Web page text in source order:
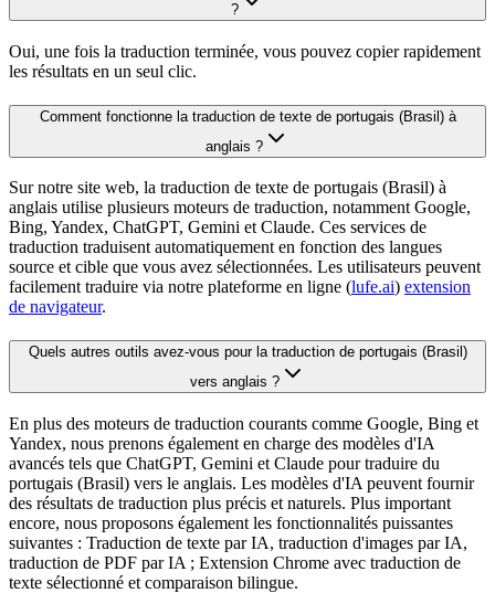
?
Oui, une fois la traduction terminée, vous pouvez copier rapidement
les résultats en un seul clic.
Comment fonctionne la traduction de texte de portugais (Brasil) à
anglais ?
Sur notre site web, la traduction de texte de portugais (Brasil) à
anglais utilise plusieurs moteurs de traduction, notamment Google,
Bing, Yandex, ChatGPT, Gemini et Claude. Ces services de
traduction traduisent automatiquement en fonction des langues
source et cible que vous avez sélectionnées. Les utilisateurs peuvent
facilement traduire via notre plateforme en ligne (lufe.ai) extension
de navigateur.
Quels autres outils avez-vous pour la traduction de portugais (Brasil)
vers anglais ?
En plus des moteurs de traduction courants comme Google, Bing et
Yandex, nous prenons également en charge des modèles d'IA
avancés tels que ChatGPT, Gemini et Claude pour traduire du
portugais (Brasil) vers le anglais. Les modèles d'IA peuvent fournir
des résultats de traduction plus précis et naturels. Plus important
encore, nous proposons également les fonctionnalités puissantes
suivantes : Traduction de texte par IA, traduction d'images par IA,
traduction de PDF par IA ; Extension Chrome avec traduction de
texte sélectionné et comparaison bilingue.